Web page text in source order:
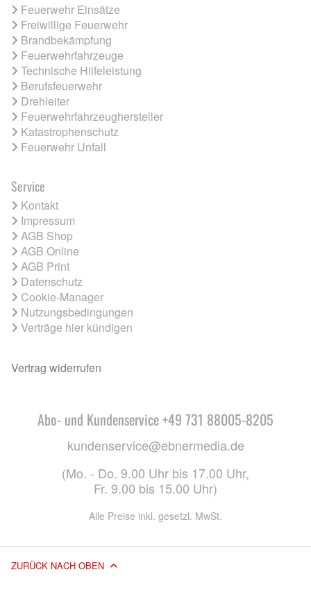
Feuerwehr Einsätze
Freiwillige Feuerwehr
Brandbekämpfung
Feuerwehrfahrzeuge
Technische Hilfeleistung
Berufsfeuerwehr
Drehleiter
Feuerwehrfahrzeughersteller
Katastrophenschutz
Feuerwehr Unfall
Service
Kontakt
Impressum
AGB Shop
AGB Online
AGB Print
Datenschutz
Cookie-Manager
Nutzungsbedingungen
Verträge hier kündigen
Vertrag widerrufen
Abo- und Kundenservice +49 731 88005-8205
kundenservice@ebnermedia.de
(Mo. - Do. 9.00 Uhr bis 17.00 Uhr,
Fr. 9.00 bis 15.00 Uhr)
Alle Preise inkl. gesetzl. MwSt.
ZURÜCK NACH OBEN